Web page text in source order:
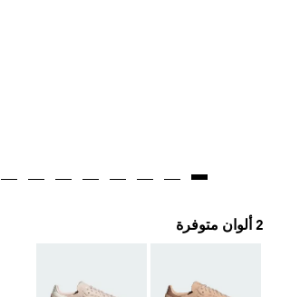
2 ألوان متوفرة